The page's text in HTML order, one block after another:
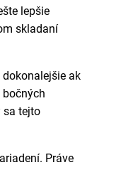
šte lepšie
skladaní
dokonalejšie ak
sa tejto
Práve